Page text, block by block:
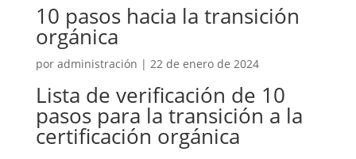
10 pasos hacia la transición
orgánica
por administración | 22 de enero de 2024
Lista de verificación de 10
pasos para la transición a la
certificación orgánica